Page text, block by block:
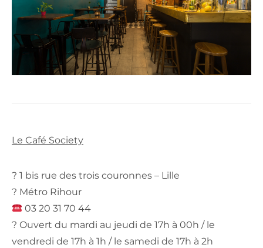
Le Café Society
? 1 bis rue des trois couronnes – Lille
? Métro Rihour
03 20 31 70 44
? Ouvert du mardi au jeudi de 17h à 00h / le
vendredi de 17h à 1h / le samedi de 17h à 2h